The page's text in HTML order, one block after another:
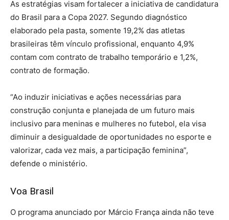
As estratégias visam fortalecer a iniciativa de candidatura
do Brasil para a Copa 2027. Segundo diagnóstico
elaborado pela pasta, somente 19,2% das atletas
brasileiras têm vínculo profissional, enquanto 4,9%
contam com contrato de trabalho temporário e 1,2%,
contrato de formação.
“Ao induzir iniciativas e ações necessárias para
construção conjunta e planejada de um futuro mais
inclusivo para meninas e mulheres no futebol, ela visa
diminuir a desigualdade de oportunidades no esporte e
valorizar, cada vez mais, a participação feminina”,
defende o ministério.
Voa Brasil
O programa anunciado por Márcio França ainda não teve